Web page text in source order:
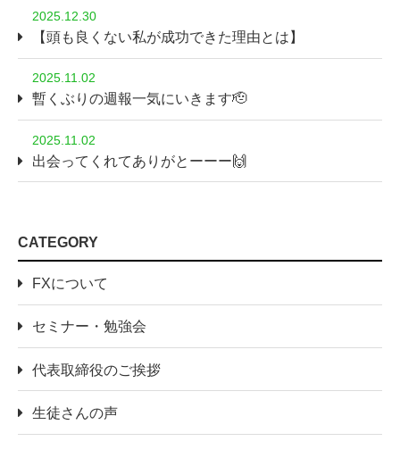
2025.12.30
【頭も良くない私が成功できた理由とは】
2025.11.02
暫くぶりの週報一気にいきます🫡
2025.11.02
出会ってくれてありがとーーー🙌
CATEGORY
FXについて
セミナー・勉強会
代表取締役のご挨拶
生徒さんの声